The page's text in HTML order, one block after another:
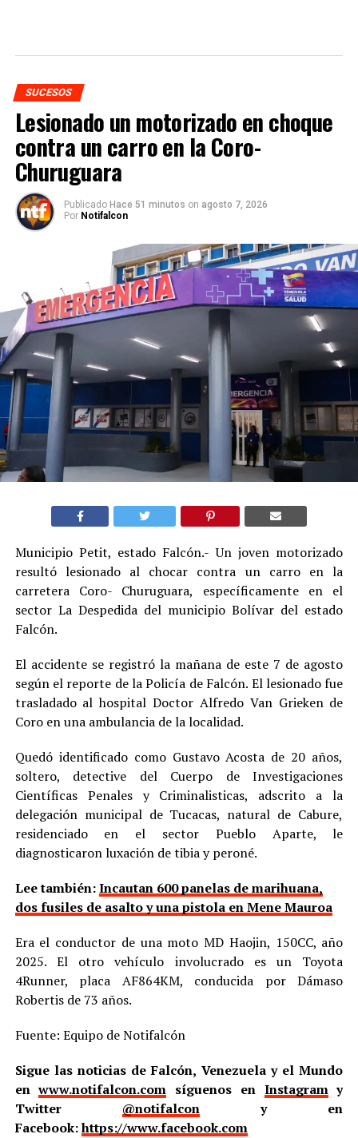
SUCESOS
Lesionado un motorizado en choque
contra un carro en la Coro-
Churuguara
Publicado Hace 51 minutos on agosto 7, 2026
Por Notifalcon
Municipio Petit, estado Falcón.- Un joven motorizado
resultó lesionado al chocar contra un carro en la
carretera Coro- Churuguara, específicamente en el
sector La Despedida del municipio Bolívar del estado
Falcón.
El accidente se registró la mañana de este 7 de agosto
según el reporte de la Policía de Falcón. El lesionado fue
trasladado al hospital Doctor Alfredo Van Grieken de
Coro en una ambulancia de la localidad.
Quedó identificado como Gustavo Acosta de 20 años,
soltero, detective del Cuerpo de Investigaciones
Científicas Penales y Criminalisticas, adscrito a la
delegación municipal de Tucacas, natural de Cabure,
residenciado en el sector Pueblo Aparte, le
diagnosticaron luxación de tibia y peroné.
Lee también:Incautan 600 panelas de marihuana,
dos fusiles de asalto y una pistola en Mene Mauroa
Era el conductor de una moto MD Haojin, 150CC, año
2025. El otro vehículo involucrado es un Toyota
4Runner, placa AF864KM, conducida por Dámaso
Robertis de 73 años.
Fuente: Equipo de Notifalcón
Sigue las noticias de Falcón, Venezuela y el Mundo
enwww.notifalcon.com síguenos en Instagramy
Twitter @notifalcony en
Facebook:https://www.facebook.com